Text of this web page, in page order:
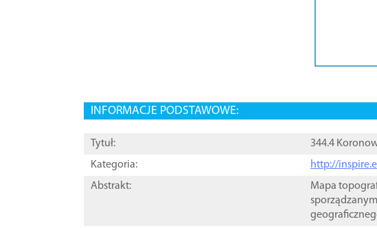
INFORMACJE PODSTAWOWE:
Tytuł:
344.4
Kategoria:
http://
Abstrakt:
Mapa